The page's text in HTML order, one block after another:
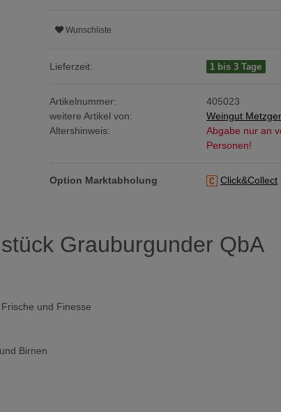
Wunschliste
Lieferzeit: 1 bis 3 Tage
Artikelnummer:
405023
weitere Artikel von:
Weingut Metzger
Altershinweis:
Abgabe nur an
Personen!
Option Marktabholung Click&Collect
Grauburgunder QbA
und Finesse
Birnen